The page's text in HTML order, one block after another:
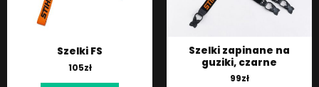
Szelki FS
105zł
Szelki zapinane na
guziki, czarne
99zł